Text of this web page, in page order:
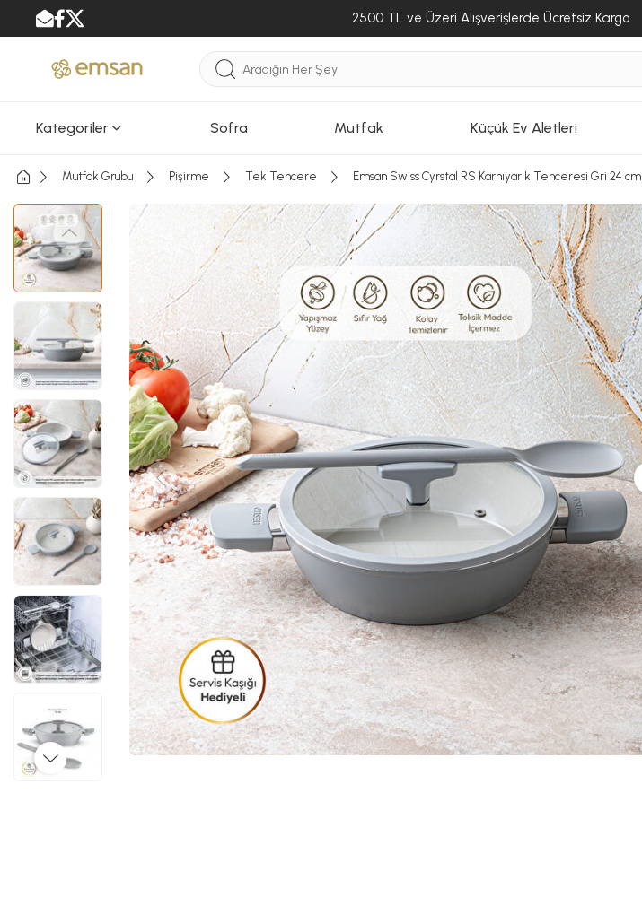
2500 TL ve Üzeri Alışverişlerde Ücretsiz Kargo
Kategoriler Sofra Mutfak Küçük Ev Aletleri
Mutfak Grubu Pişirme Tek Tencere Emsan Swiss Cyrstal RS Karnıyarık Tenceresi Gri 24 cm